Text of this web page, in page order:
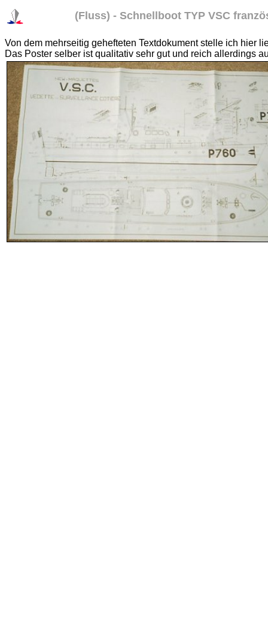
(Fluss) - Schnellboot TYP VSC
Von dem mehrseitig gehefteten Textdokument stelle ich hier
Das Poster selber ist qualitativ sehr gut und reich allerdings